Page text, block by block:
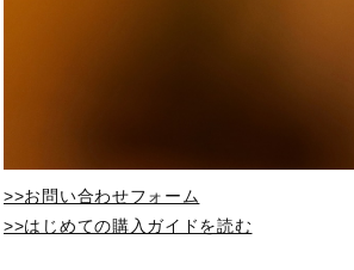
>>お問い合わせフォーム
>>はじめての購入ガイドを読む